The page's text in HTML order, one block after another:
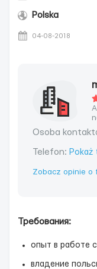
Polska
04-08-2018
Osoba
Telefon: Pokaż
Zobacz opinie
Требования:
опыт в работе
владение